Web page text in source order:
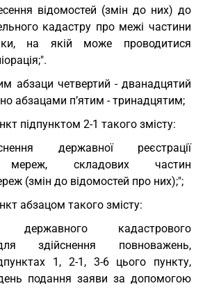
відомостей (змін до них) до
кадастру про межі частини
на якій може проводитися
абзаци четвертий - дванадцятий
абзацами п’ятим - тринадцятим;
підпунктом 2-1 такого змісту:
державної реєстрації
мереж, складових частин
(змін до відомостей про них);";
абзацом такого змісту:
державного кадастрового
здійснення повноважень,
1, 2-1, 3-6 цього пункту,
подання заяви за допомогою